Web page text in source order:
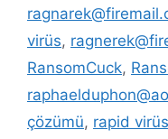
virüs,
RansomCuck,
çözümü, rapid virüs